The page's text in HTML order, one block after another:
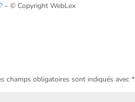
– © Copyright WebLex
champs obligatoires sont indiqués avec*